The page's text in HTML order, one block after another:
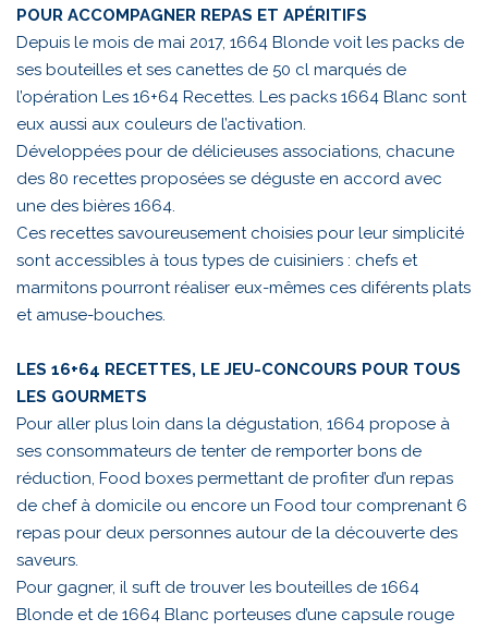
POUR ACCOMPAGNER REPAS ET APÉRITIFS
Depuis le mois de mai 2017, 1664 Blonde voit les packs de
ses bouteilles et ses canettes de 50 cl marqués de
l’opération Les 16+64 Recettes. Les packs 1664 Blanc sont
eux aussi aux couleurs de l’activation.
Développées pour de délicieuses associations, chacune
des 80 recettes proposées se déguste en accord avec
une des bières 1664.
Ces recettes savoureusement choisies pour leur simplicité
sont accessibles à tous types de cuisiniers : chefs et
marmitons pourront réaliser eux-mêmes ces diférents plats
et amuse-bouches.
LES 16+64 RECETTES, LE JEU-CONCOURS POUR TOUS
LES GOURMETS
Pour aller plus loin dans la dégustation, 1664 propose à
ses consommateurs de tenter de remporter bons de
réduction, Food boxes permettant de profiter d’un repas
de chef à domicile ou encore un Food tour comprenant 6
repas pour deux personnes autour de la découverte des
saveurs.
Pour gagner, il suft de trouver les bouteilles de 1664
Blonde et de 1664 Blanc porteuses d’une capsule rouge